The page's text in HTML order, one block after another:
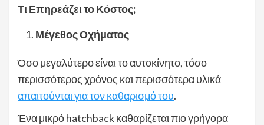
Τι Επηρεάζει το Κόστος;
Μέγεθος Οχήματος
Όσο μεγαλύτερο είναι το αυτοκίνητο, τόσο
περισσότερος χρόνος και περισσότερα υλικά
απαιτούνται για τον καθαρισμό του.
Ένα μικρό hatchback καθαρίζεται πιο γρήγορα